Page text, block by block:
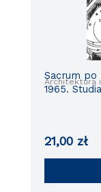
Architektura
Sacrum po
1965.
21,00 zł